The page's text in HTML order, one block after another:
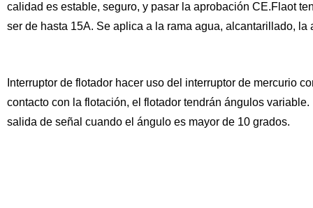
calidad es estable, seguro, y pasar la aprobación CE.Flaot
ser de hasta 15A. Se aplica a la rama agua, alcantarillado,
Interruptor de flotador hacer uso del interruptor de mercurio
contacto con la flotación, el flotador tendrán ángulos
salida de señal cuando el ángulo es mayor de 10 grados.